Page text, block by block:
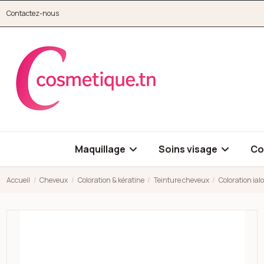
Contactez-nous
Maquillage Soins visage
Accueil Cheveux Coloration & kératine Teinture cheveux Coloration